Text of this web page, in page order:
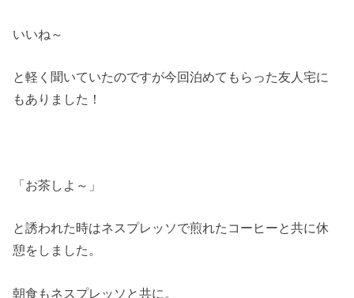
いいね～
と軽く聞いていたのですが今回泊めてもらった友人宅に
もありました！
「お茶しよ～」
と誘われた時はネスプレッソで煎れたコーヒーと共に休
憩をしました。
朝食もネスプレッソと共に。